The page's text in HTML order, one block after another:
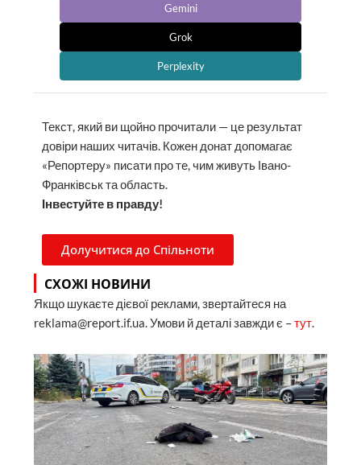
Gemini
Grok
Perplexity
Текст, який ви щойно прочитали — це результат
довіри наших читачів. Кожен донат допомагає
«Репортеру» писати про те, чим живуть Івано-
Франківськ та область.
Інвестуйте в правду!
Долучитися до Спільноти
СХОЖІ НОВИНИ
Якщо шукаєте дієвої реклами, звертайтеся на
reklama@report.if.ua. Умови й деталі завжди є –тут.